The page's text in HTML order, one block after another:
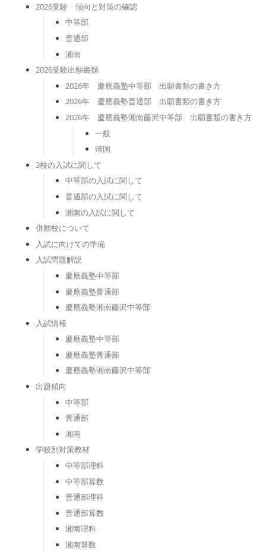
2026受験 傾向と対策の確認
中等部
普通部
湘南
2026受験出願書類
2026年 慶應義塾中等部 出願書類の書き方
2026年 慶應義塾普通部 出願書類の書き方
2026年 慶應義塾湘南藤沢中等部 出願書類の書き方
一般
帰国
3校の入試に関して
中等部の入試に関して
普通部の入試に関して
湘南の入試に関して
併願校について
入試に向けての準備
入試問題解説
慶應義塾中等部
慶應義塾普通部
慶應義塾湘南藤沢中等部
入試情報
慶應義塾中等部
慶應義塾普通部
慶應義塾湘南藤沢中等部
出題傾向
中等部
普通部
湘南
学校別対策教材
中等部理科
中等部算数
普通部理科
普通部算数
湘南理科
湘南算数